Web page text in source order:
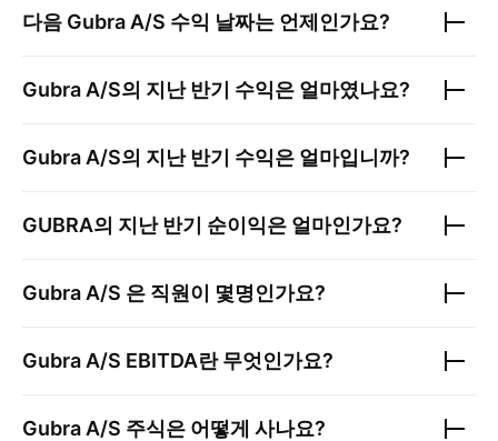
다음 Gubra A/S 수익 날짜는 언제인가요?
Gubra A/S의 지난 반기 수익은 얼마였나요?
Gubra A/S의 지난 반기 수익은 얼마입니까?
GUBRA의 지난 반기 순이익은 얼마인가요?
Gubra A/S 은 직원이 몇명인가요?
Gubra A/S EBITDA란 무엇인가요?
Gubra A/S 주식은 어떻게 사나요?